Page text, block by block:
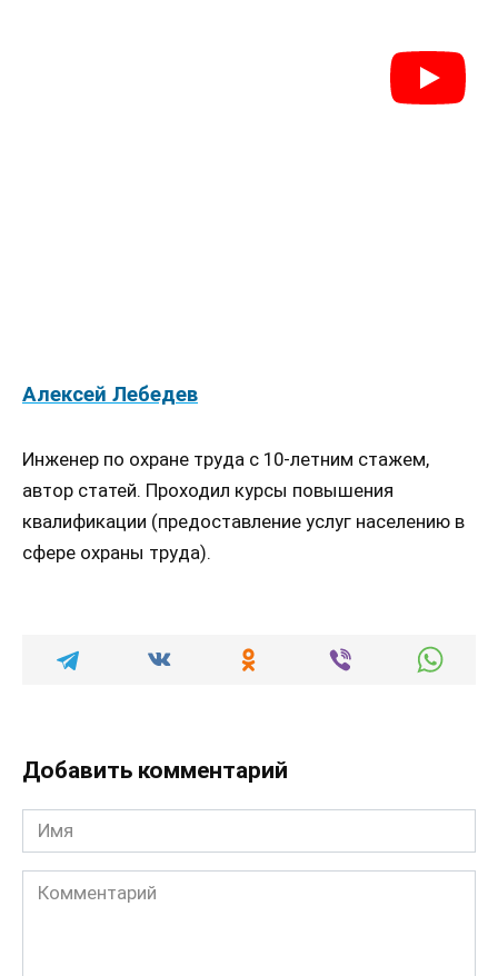
Алексей Лебедев
Инженер по охране труда с 10-летним стажем,
автор статей. Проходил курсы повышения
квалификации (предоставление услуг населению в
сфере охраны труда).
Добавить комментарий
Имя
Комментарий